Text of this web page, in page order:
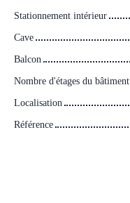
Stationnement intérieur
Cave
Balcon
Nombre d'étages du bâtiment
Localisation
Référence